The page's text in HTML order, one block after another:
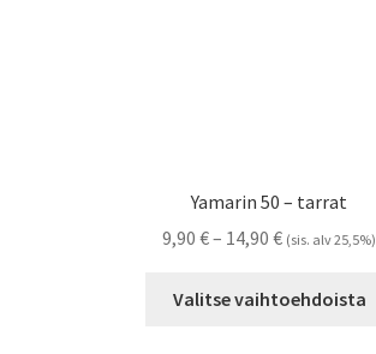
Yamarin 50 – tarrat
9,90 €– 14,90 €Hintaluokka:
-
(sis. alv 25,5%)
Valitse vaihtoehdoista